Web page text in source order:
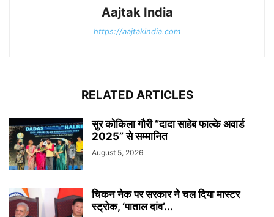
Aajtak India
https://aajtakindia.com
RELATED ARTICLES
सुर कोकिला गौरी “दादा साहेब फाल्के अवार्ड
2025” से सम्मानित
August 5, 2026
चिकन नेक पर सरकार ने चल दिया मास्टर
स्ट्रोक, ‘पाताल दांव’...